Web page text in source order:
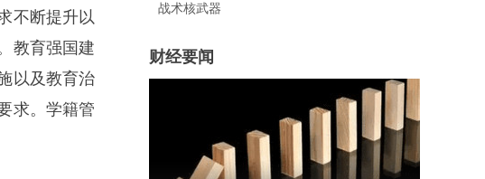
不断提升以
教育强国建
以及教育治
求。学籍管
战术核武器
财经要闻